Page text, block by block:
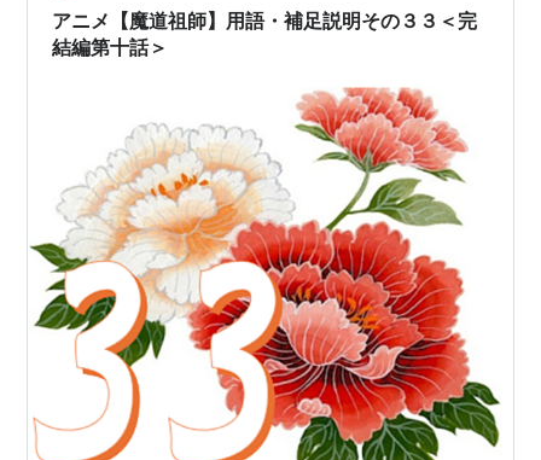
ど、怨念は聶明玦ほど深くも強くもない上、体格も彼よ
り劣る。 聶明玦はもはやこの…
アニメ【魔道祖師】用語・補足説明その３３＜完
結編第十話＞